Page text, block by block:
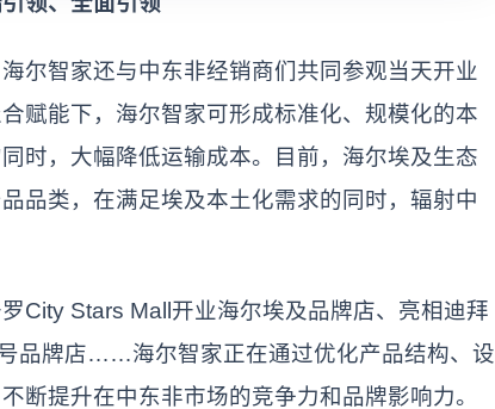
智家还与中东非经销商们共同参观当天开业
赋能下，海尔智家可形成标准化、规模化的本
时，大幅降低运输成本。目前，海尔埃及生态
品类，在满足埃及本土化需求的同时，辐射中
Stars Mall开业海尔埃及品牌店、亮相迪拜
品牌店……海尔智家正在通过优化产品结构、设
断提升在中东非市场的竞争力和品牌影响力。